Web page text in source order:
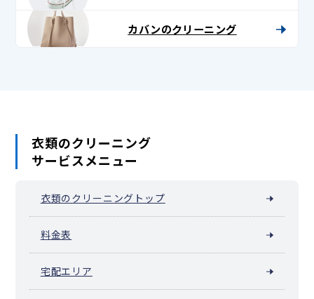
カバンのクリーニング
衣類のクリーニング
サービスメニュー
衣類のクリーニングトップ
料金表
宅配エリア